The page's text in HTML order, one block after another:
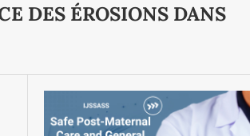
DES ÉROSIONS DANS